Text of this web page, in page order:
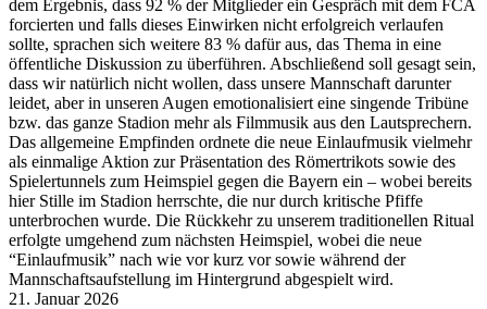
dem Ergebnis, dass 92 % der Mitglieder ein Gespräch mit dem FCA
forcierten und falls dieses Einwirken nicht erfolgreich verlaufen
sollte, sprachen sich weitere 83 % dafür aus, das Thema in eine
öffentliche Diskussion zu überführen. Abschließend soll gesagt sein,
dass wir natürlich nicht wollen, dass unsere Mannschaft darunter
leidet, aber in unseren Augen emotionalisiert eine singende Tribüne
bzw. das ganze Stadion mehr als Filmmusik aus den Lautsprechern.
Das allgemeine Empfinden ordnete die neue Einlaufmusik vielmehr
als einmalige Aktion zur Präsentation des Römertrikots sowie des
Spielertunnels zum Heimspiel gegen die Bayern ein – wobei bereits
hier Stille im Stadion herrschte, die nur durch kritische Pfiffe
unterbrochen wurde. Die Rückkehr zu unserem traditionellen Ritual
erfolgte umgehend zum nächsten Heimspiel, wobei die neue
“Einlaufmusik” nach wie vor kurz vor sowie während der
Mannschaftsaufstellung im Hintergrund abgespielt wird.
21. Januar 2026